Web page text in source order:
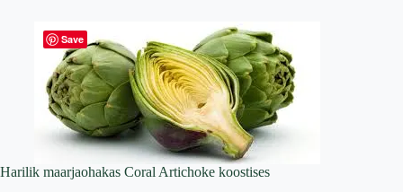
Harilik maarjaohakas Coral Artichoke koostises
Save